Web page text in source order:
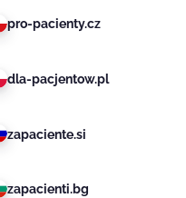
pro-pacienty.cz
dla-pacjentow.pl
zapaciente.si
zapacienti.bg